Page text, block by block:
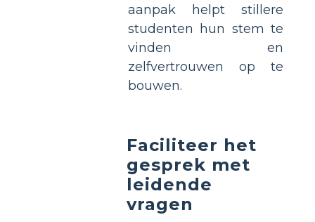
aanpak helpt stillere
studenten hun stem te
vinden en
zelfvertrouwen op te
bouwen.
Faciliteer het
gesprek met
leidende
vragen